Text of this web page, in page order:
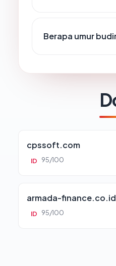
Berapa umur
cpssoft.com
ID 95/100
armada-finance.co.id
ID 95/100